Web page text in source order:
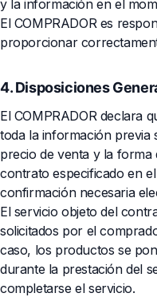
y la información en el
El COMPRADOR es
proporcionar
4. Disposiciones
El COMPRADOR declara
toda la información previa
precio de venta y la forma
contrato especificado en
confirmación necesaria
El servicio objeto del
solicitados por el
caso, los productos se
durante la prestación del
completarse el servicio.